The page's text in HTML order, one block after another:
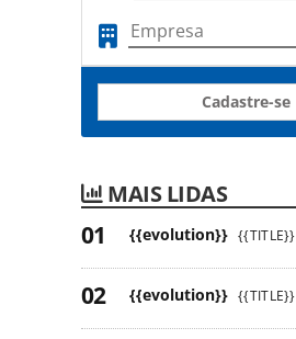
Cadastre-se
MAIS LIDAS
{{evolution}} {{TITLE}}
{{evolution}} {{TITLE}}